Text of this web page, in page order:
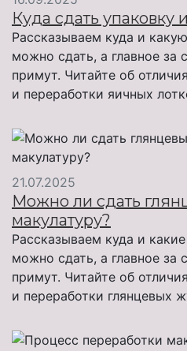
Куда сдать упаковку
Рассказываем куда и
можно сдать, а главное за
примут. Читайте об
и переработки яичных
21.07.2025
Можно ли сдать
макулатуру?
Рассказываем куда и
можно сдать, а главное за
примут. Читайте об
и переработки глянцевых